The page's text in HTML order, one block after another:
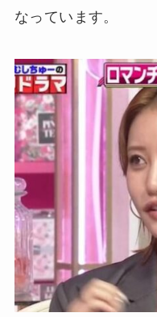
なっています。